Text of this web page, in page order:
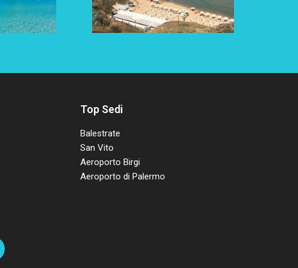
Top Sedi
Balestrate
San Vito
Aeroporto Birgi
Aeroporto di Palermo